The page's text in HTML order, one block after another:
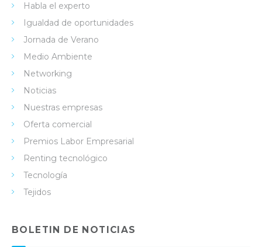
Habla el experto
Igualdad de oportunidades
Jornada de Verano
Medio Ambiente
Networking
Noticias
Nuestras empresas
Oferta comercial
Premios Labor Empresarial
Renting tecnológico
Tecnología
Tejidos
BOLETIN DE NOTICIAS